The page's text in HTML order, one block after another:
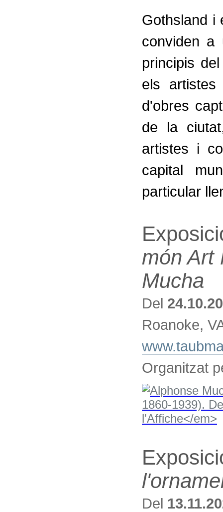
Gothsland i
conviden
principis
els artistes
d'obres
de la
artistes i
capital
particular
món Art
Mucha
Del
Roanoke,
Organitzat
Del